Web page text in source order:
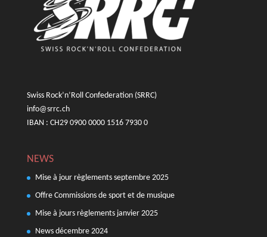
Swiss Rock’n’Roll Confederation (SRRC)
info@srrc.ch
IBAN : CH29 0900 0000 1516 7930 0
NEWS
Mise à jour règlements septembre 2025
Offre Commissions de sport et de musique
Mise à jours règlements janvier 2025
News décembre 2024